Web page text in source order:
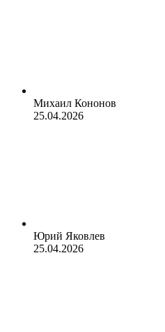
Михаил Кононов
25.04.2026
Юрий Яковлев
25.04.2026